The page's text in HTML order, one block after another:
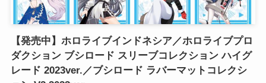
【発売中】ホロライブインドネシア／ホロライブプロ
ダクション ブシロード スリーブコレクション ハイグ
レード 2023ver.／ブシロード ラバーマットコレクシ